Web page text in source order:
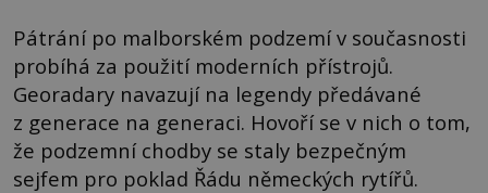
Pátrání po malborském podzemí v současnosti
probíhá za použití moderních přístrojů.
Georadary navazují na legendy předávané
z generace na generaci. Hovoří se v nich o tom,
že podzemní chodby se staly bezpečným
sejfem pro poklad Řádu německých rytířů.